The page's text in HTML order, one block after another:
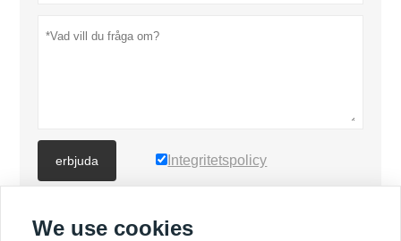
erbjuda Integritetspolicy
FLER PRODUKTER
We use cookies